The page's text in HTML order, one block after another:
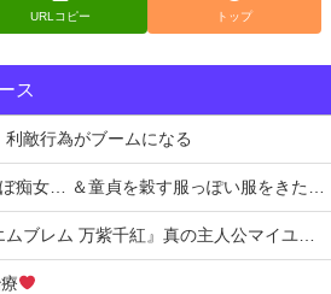
URLコピー トップ
ス
利敵行為がブームになる
貞を穀す服っぽい服をきたホウオウボクへの反応！！！
万紫千紅』真の主人公マイユニはキャラメイクが可能